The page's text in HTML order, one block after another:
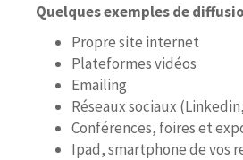
Quelques exemples de
Propre site internet
Plateformes vidéos
Emailing
Réseaux sociaux
Conférences, foires et
Ipad, smartphone de vos